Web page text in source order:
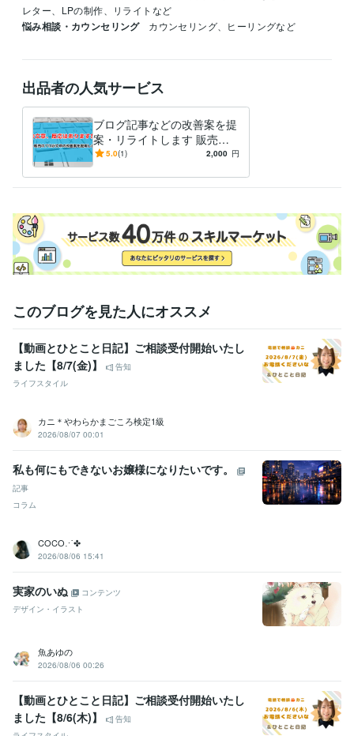
レター、LPの制作、リライトなど
悩み相談・カウンセリング カウンセリング、ヒーリングなど
出品者の人気サービス
ブログ記事などの改善案を提
案・リライトします 販売歴1
0年のプロにご相談を！
5.0(1) 2,000 円
このブログを見た人にオススメ
【動画とひとこと日記】ご相談受付開始いたし
ました【8/7(金)】
告知
ライフスタイル
カニ＊やわらかまごころ検定1級
2026/08/07 00:01
私も何にもできないお嬢様になりたいです。
記事
コラム
COCO⋰✤
2026/08/06 15:41
実家のいぬ
コンテンツ
デザイン・イラスト
魚あゆの
2026/08/06 00:26
【動画とひとこと日記】ご相談受付開始いたし
ました【8/6(木)】
告知